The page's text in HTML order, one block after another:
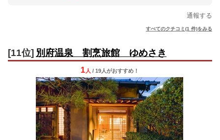
通報する
すべてのクチコミ(1 件)をみる
[11位] 別府温泉 割烹旅館 ゆめさき
1 人 / 19人がおすすめ！